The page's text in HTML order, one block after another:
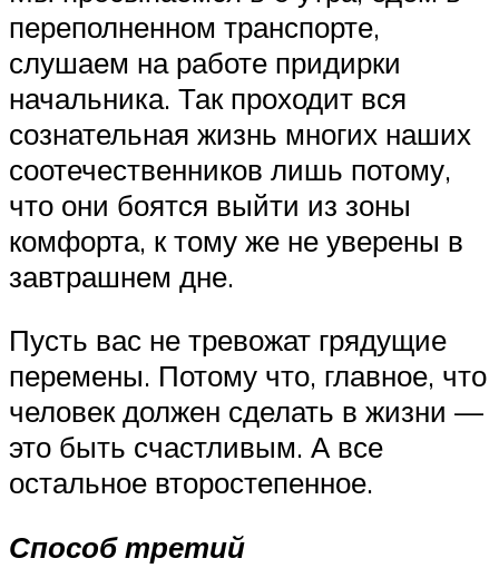
переполненном транспорте,
слушаем на работе придирки
начальника. Так проходит вся
сознательная жизнь многих наших
соотечественников лишь потому,
что они боятся выйти из зоны
комфорта, к тому же не уверены в
завтрашнем дне.
Пусть вас не тревожат грядущие
перемены. Потому что, главное, что
человек должен сделать в жизни —
это быть счастливым. А все
остальное второстепенное.
Способ третий